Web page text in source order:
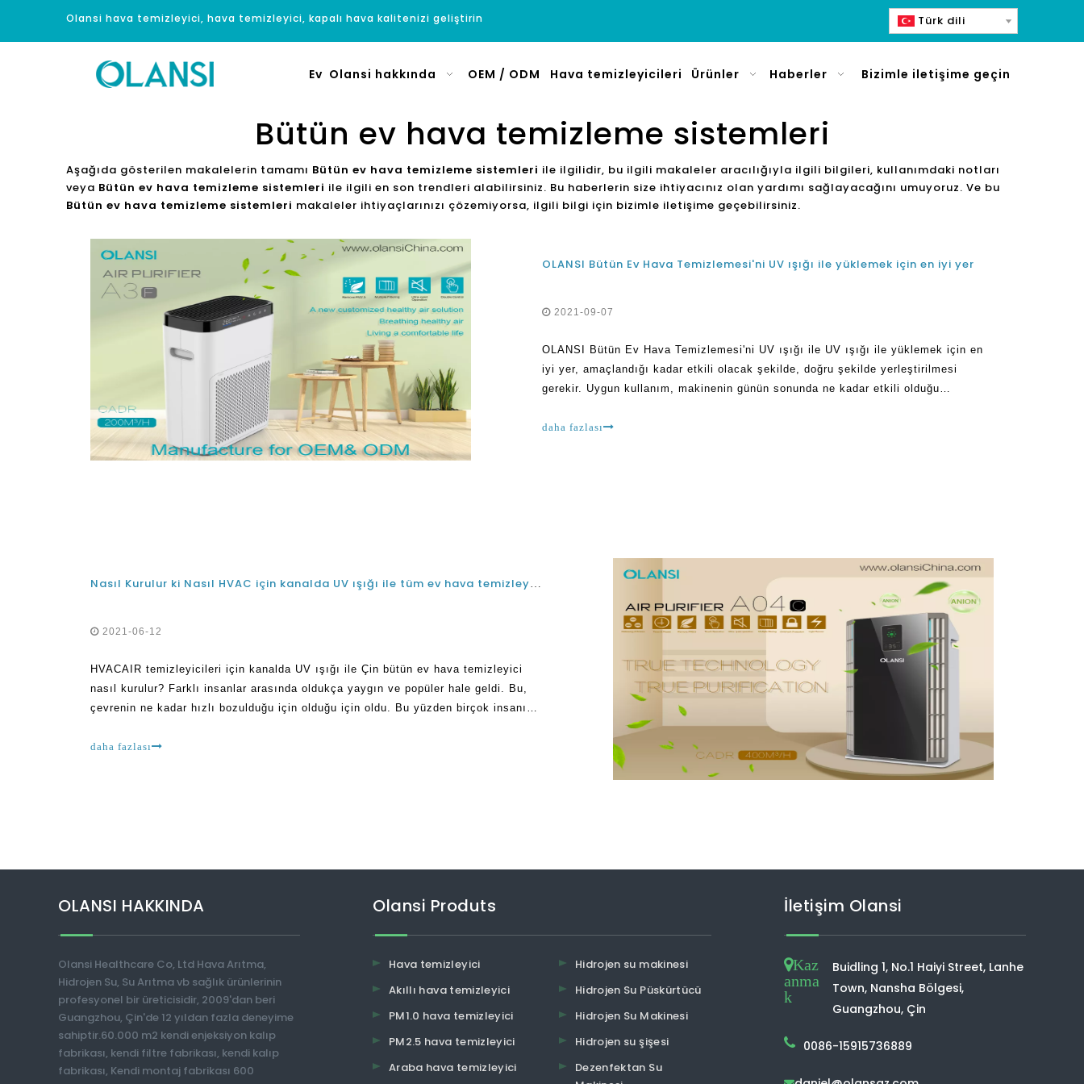
Olansi hava temizleyici, hava temizleyici, kapalı hava kalitenizi geliştirin Türk dili
Ev Olansi hakkında OEM / ODM Hava temizleyicileri Ürünler Haberler Bizimle iletişime geçin
Bütün ev hava temizleme sistemleri
Aşağıda gösterilen makalelerin tamamı Bütün ev hava temizleme sistemleri ile ilgilidir, bu ilgili makaleler aracılığıyla ilgili bilgileri, kullanımdaki notları
veya Bütün ev hava temizleme sistemleri ile ilgili en son trendleri alabilirsiniz. Bu haberlerin size ihtiyacınız olan yardımı sağlayacağını umuyoruz. Ve bu
Bütün ev hava temizleme sistemleri makaleler ihtiyaçlarınızı çözemiyorsa, ilgili bilgi için bizimle iletişime geçebilirsiniz.
OLANSI Bütün Ev Hava Temizlemesi'ni UV ışığı ile yüklemek için en iyi yer
2021-09-07
OLANSI Bütün Ev Hava Temizlemesi'ni UV ışığı ile UV ışığı ile yüklemek için en
iyi yer, amaçlandığı kadar etkili olacak şekilde, doğru şekilde yerleştirilmesi
gerekir. Uygun kullanım, makinenin günün sonunda ne kadar etkili olduğu
daha fazlası
Nasıl Kurulur ki Nasıl HVAC için kanalda UV ışığı ile tüm ev hava temizleyici
2021-06-12
HVACAIR temizleyicileri için kanalda UV ışığı ile Çin bütün ev hava temizleyici
nasıl kurulur? Farklı insanlar arasında oldukça yaygın ve popüler hale geldi. Bu,
çevrenin ne kadar hızlı bozulduğu için olduğu için oldu. Bu yüzden birçok insanın
daha fazlası
OLANSI HAKKINDA
Olansi Healthcare Co, Ltd Hava Arıtma,
Hidrojen Su, Su Arıtma vb sağlık ürünlerinin
profesyonel bir üreticisidir, 2009'dan beri
Guangzhou, Çin'de 12 yıldan fazla deneyime
sahiptir.60.000 m2 kendi enjeksiyon kalıp
fabrikası, kendi filtre fabrikası, kendi kalıp
fabrikası, Kendi montaj fabrikası 600
Olansi Produts
Hava temizleyici
Akıllı hava temizleyici
PM1.0 hava temizleyici
PM2.5 hava temizleyici
Araba hava temizleyici
Hidrojen su makinesi
Hidrojen Su Püskürtücü
Hidrojen Su Makinesi
Hidrojen su şişesi
Dezenfektan Su
İletişim Olansi
Kaz
anma
k
Buidling 1, No.1 Haiyi Street, Lanhe
Town, Nansha Bölgesi,
Guangzhou, Çin
0086-15915736889